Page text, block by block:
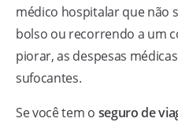
médico hospitalar que não
bolso ou recorrendo a um
piorar, as despesas
sufocantes.
Se você tem o seguro de